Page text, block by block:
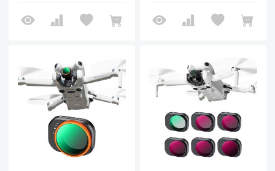
Mini 4 Pro
Vidro Óptico Gimbal